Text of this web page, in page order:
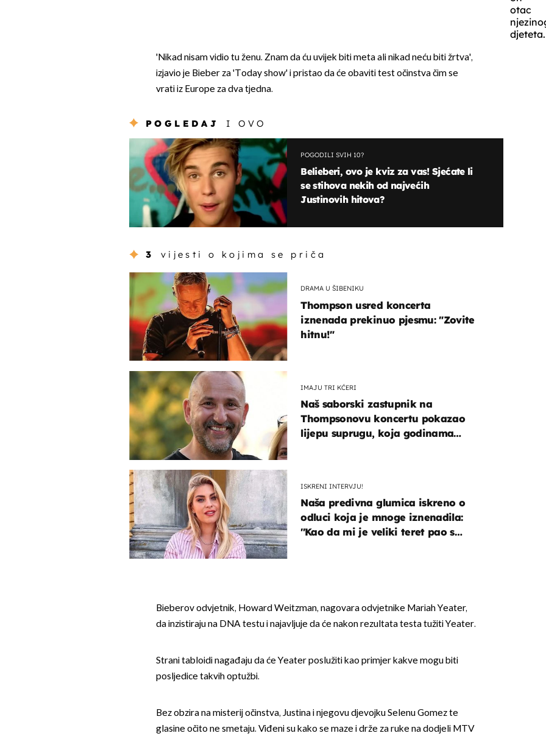
otac
djeteta.
'Nikad nisam vidio tu ženu. Znam da ću uvijek biti meta ali nikad neću biti žrtva',
izjavio je Bieber za 'Today show' i pristao da će obaviti test očinstva čim se
vrati iz Europe za dva tjedna.
POGLEDAJ I OVO
POGODILI SVIH 10?
Belieberi, ovo je kviz za vas! Sjećate li
se stihova nekih od najvećih
Justinovih hitova?
3 vijesti o kojima se priča
DRAMA U ŠIBENIKU
Thompson usred koncerta
iznenada prekinuo pjesmu: "Zovite
hitnu!"
IMAJU TRI KĆERI
Naš saborski zastupnik na
Thompsonovu koncertu pokazao
lijepu suprugu, koja godinama
ISKRENI INTERVJU!
Naša predivna glumica iskreno o
odluci koja je mnoge iznenadila:
''Kao da mi je veliki teret pao s
Bieberov odvjetnik, Howard Weitzman, nagovara odvjetnike Mariah Yeater,
da inzistiraju na DNA testu i najavljuje da će nakon rezultata testa tužiti Yeater.
Strani tabloidi nagađaju da će Yeater poslužiti kao primjer kakve mogu biti
posljedice takvih optužbi.
Bez obzira na misterij očinstva, Justina i njegovu djevojku Selenu Gomez te
glasine očito ne smetaju. Viđeni su kako se maze i drže za ruke na dodjeli MTV
OMOGUĆI OBAVIJESTI